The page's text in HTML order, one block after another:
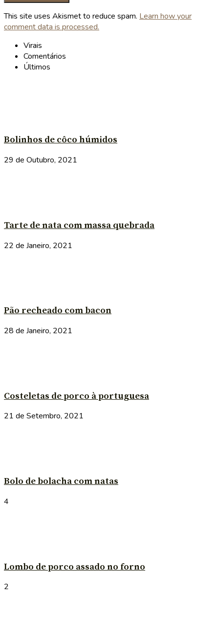
This site uses Akismet to reduce spam. Learn how your
comment data is processed.
Virais
Comentários
Últimos
Bolinhos de côco húmidos
29 de Outubro, 2021
Tarte de nata com massa quebrada
22 de Janeiro, 2021
Pão recheado com bacon
28 de Janeiro, 2021
Costeletas de porco à portuguesa
21 de Setembro, 2021
Bolo de bolacha com natas
4
Lombo de porco assado no forno
2